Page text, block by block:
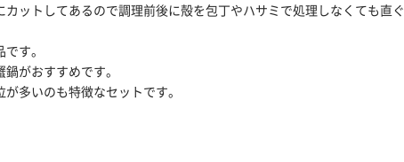
ットしてあるので調理前後に殻を包丁やハサミで処理しなくても直ぐ
す。
がおすすめです。
多いのも特徴なセットです。